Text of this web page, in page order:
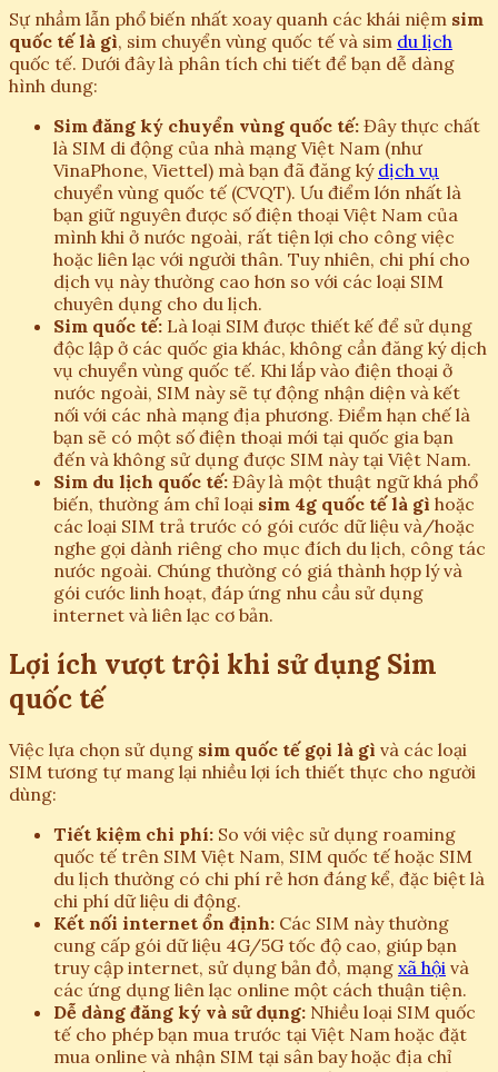
Sự nhầm lẫn phổ biến nhất xoay quanh các khái niệm sim
quốc tế là gì, sim chuyển vùng quốc tế và sim du lịch
quốc tế. Dưới đây là phân tích chi tiết để bạn dễ dàng
hình dung:
Sim đăng ký chuyển vùng quốc tế: Đây thực chất
là SIM di động của nhà mạng Việt Nam (như
VinaPhone, Viettel) mà bạn đã đăng ký dịch vụ
chuyển vùng quốc tế (CVQT). Ưu điểm lớn nhất là
bạn giữ nguyên được số điện thoại Việt Nam của
mình khi ở nước ngoài, rất tiện lợi cho công việc
hoặc liên lạc với người thân. Tuy nhiên, chi phí cho
dịch vụ này thường cao hơn so với các loại SIM
chuyên dụng cho du lịch.
Sim quốc tế: Là loại SIM được thiết kế để sử dụng
độc lập ở các quốc gia khác, không cần đăng ký dịch
vụ chuyển vùng quốc tế. Khi lắp vào điện thoại ở
nước ngoài, SIM này sẽ tự động nhận diện và kết
nối với các nhà mạng địa phương. Điểm hạn chế là
bạn sẽ có một số điện thoại mới tại quốc gia bạn
đến và không sử dụng được SIM này tại Việt Nam.
Sim du lịch quốc tế: Đây là một thuật ngữ khá phổ
biến, thường ám chỉ loại sim 4g quốc tế là gì hoặc
các loại SIM trả trước có gói cước dữ liệu và/hoặc
nghe gọi dành riêng cho mục đích du lịch, công tác
nước ngoài. Chúng thường có giá thành hợp lý và
gói cước linh hoạt, đáp ứng nhu cầu sử dụng
internet và liên lạc cơ bản.
Lợi ích vượt trội khi sử dụng Sim
quốc tế
Việc lựa chọn sử dụng sim quốc tế gọi là gì và các loại
SIM tương tự mang lại nhiều lợi ích thiết thực cho người
dùng:
Tiết kiệm chi phí: So với việc sử dụng roaming
quốc tế trên SIM Việt Nam, SIM quốc tế hoặc SIM
du lịch thường có chi phí rẻ hơn đáng kể, đặc biệt là
chi phí dữ liệu di động.
Kết nối internet ổn định: Các SIM này thường
cung cấp gói dữ liệu 4G/5G tốc độ cao, giúp bạn
truy cập internet, sử dụng bản đồ, mạng xã hội và
các ứng dụng liên lạc online một cách thuận tiện.
Dễ dàng đăng ký và sử dụng: Nhiều loại SIM quốc
tế cho phép bạn mua trước tại Việt Nam hoặc đặt
mua online và nhận SIM tại sân bay hoặc địa chỉ